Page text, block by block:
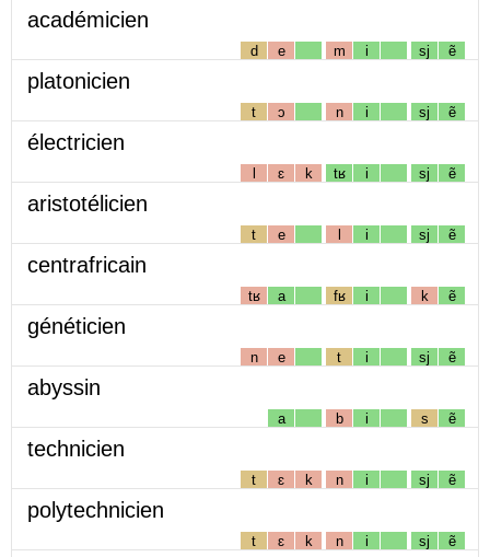
académicien
d e m i sj ẽ
platonicien
t ɔ n i sj ẽ
électricien
l ɛ k tʁ i sj ẽ
aristotélicien
t e l i sj ẽ
centrafricain
tʁ a fʁ i k ẽ
généticien
n e t i sj ẽ
abyssin
a b i s ẽ
technicien
t ɛ k n i sj ẽ
polytechnicien
t ɛ k n i sj ẽ